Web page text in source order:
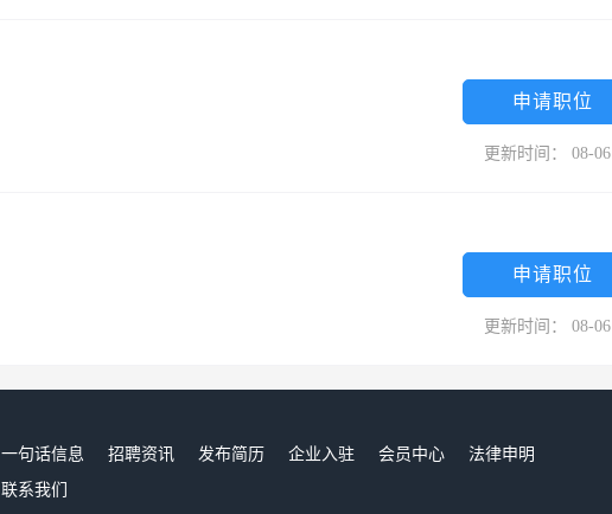
申请职位
更新时间： 08-06
申请职位
更新时间： 08-06
一句话信息 招聘资讯 发布简历 企业入驻 会员中心
法律申明
联系我们